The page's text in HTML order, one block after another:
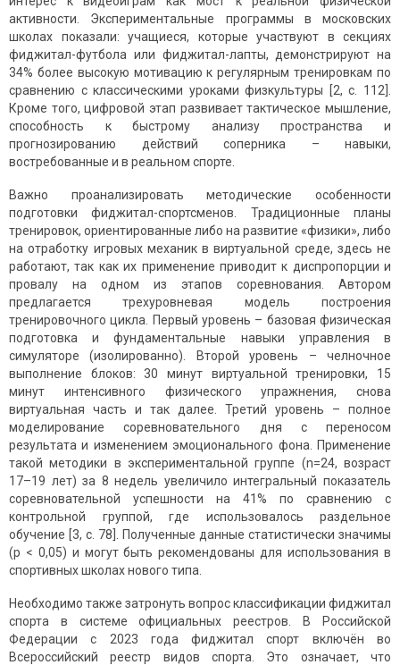
активности. Экспериментальные программы в московских
школах показали: учащиеся, которые участвуют в секциях
фиджитал-футбола или фиджитал-лапты, демонстрируют на
34% более высокую мотивацию к регулярным тренировкам по
сравнению с классическими уроками физкультуры [2, с. 112].
Кроме того, цифровой этап развивает тактическое мышление,
способность к быстрому анализу пространства и
прогнозированию действий соперника – навыки,
востребованные и в реальном спорте.
Важно проанализировать методические особенности
подготовки фиджитал-спортсменов. Традиционные планы
тренировок, ориентированные либо на развитие «физики», либо
на отработку игровых механик в виртуальной среде, здесь не
работают, так как их применение приводит к диспропорции и
провалу на одном из этапов соревнования. Автором
предлагается трехуровневая модель построения
тренировочного цикла. Первый уровень – базовая физическая
подготовка и фундаментальные навыки управления в
симуляторе (изолированно). Второй уровень – челночное
выполнение блоков: 30 минут виртуальной тренировки, 15
минут интенсивного физического упражнения, снова
виртуальная часть и так далее. Третий уровень – полное
моделирование соревновательного дня с переносом
результата и изменением эмоционального фона. Применение
такой методики в экспериментальной группе (n=24, возраст
17–19 лет) за 8 недель увеличило интегральный показатель
соревновательной успешности на 41% по сравнению с
контрольной группой, где использовалось раздельное
обучение [3, с. 78]. Полученные данные статистически значимы
(p < 0,05) и могут быть рекомендованы для использования в
спортивных школах нового типа.
Необходимо также затронуть вопрос классификации фиджитал
спорта в системе официальных реестров. В Российской
Федерации с 2023 года фиджитал спорт включён во
Всероссийский реестр видов спорта. Это означает, что